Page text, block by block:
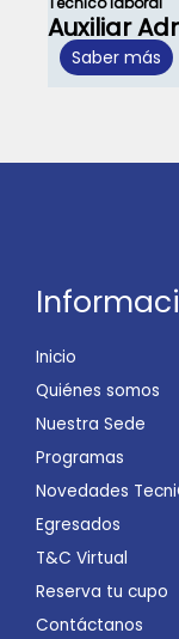
Auxiliar
Saber más
Inicio
Quiénes somos
Nuestra Sede
Programas
Novedades
Egresados
T&C Virtual
Reserva tu cupo
Contáctanos